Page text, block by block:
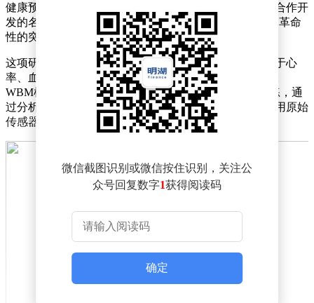
健康预测领域取得了新进展。一项最新研究显示，三方合作开
发的名为“WBM”的可穿戴行为模型，为健康监测带来了革命
性的突破。
这项研究突破了传统健康监测的局限性，不再仅仅依赖于心
率、血氧等生物特征数据，而是将焦点转向了行为数据。
WBM模型基于超过25亿小时的可穿戴设备数据进行训练，通
过分析步数、活动能力等高层次行为指标，而非直接利用原始
传感器数据，实现了对健康状态的精准预测。
微信截图识别或微信按住识别，关注公
众号回复数字1获得阅读码
确定